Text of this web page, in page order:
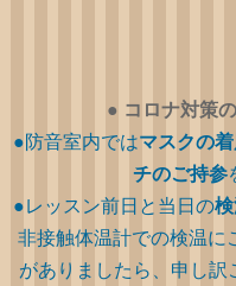
● コロナ対策
●防音室内ではマスクの着
チのご持参
●レッスン前日と当日の
非接触体温計での検温に
がありましたら、申し